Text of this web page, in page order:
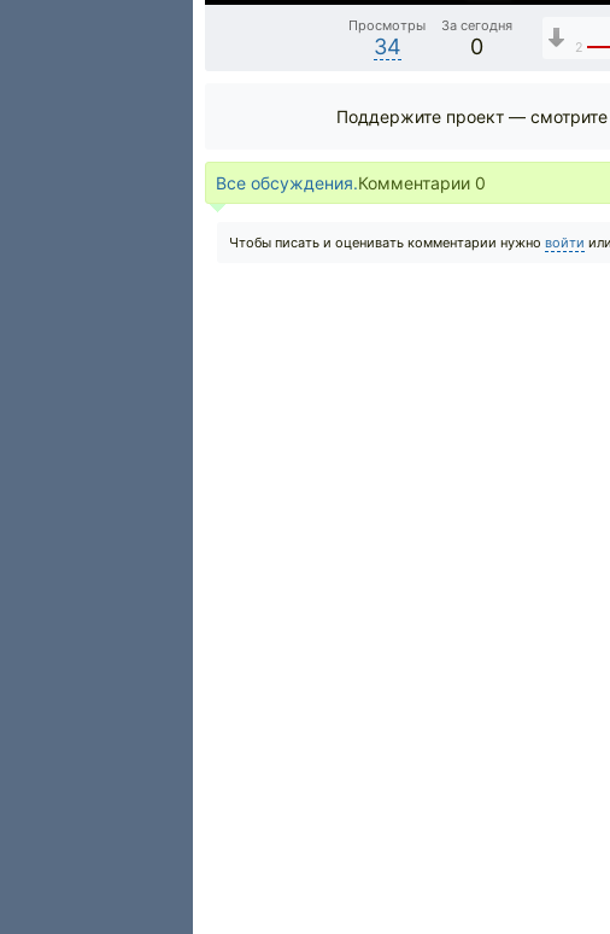
Просмотры
34
За сегодня
0 2
Поддержите проект —
Все обсуждения.Комментарии 0
Чтобы писать и оценивать комментарии нужно войти или